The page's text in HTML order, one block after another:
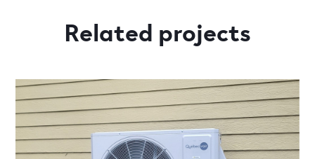
Related projects